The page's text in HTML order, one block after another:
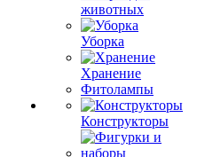
животных
Уборка
Хранение
Фитолампы
Конструкторы